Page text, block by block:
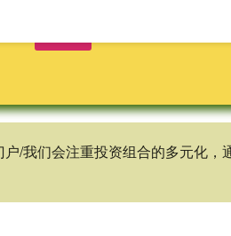
/我们会注重投资组合的多元化